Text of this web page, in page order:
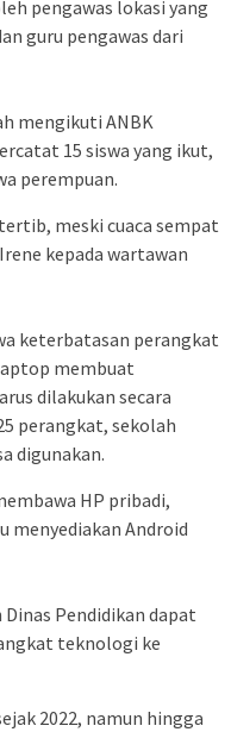
pengawas lokasi yang
guru pengawas dari
mengikuti ANBK
15 siswa yang ikut,
perempuan.
meski cuaca sempat
kepada wartawan
keterbatasan perangkat
membuat
dilakukan secara
perangkat, sekolah
digunakan.
HP pribadi,
menyediakan Android
Pendidikan dapat
teknologi ke
2022, namun hingga